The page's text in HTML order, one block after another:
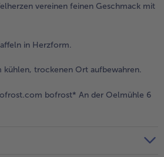
vereinen feinen Geschmack mit
in Herzform.
kühlen, trockenen Ort aufbewahren.
bofrost* An der Oelmühle 6